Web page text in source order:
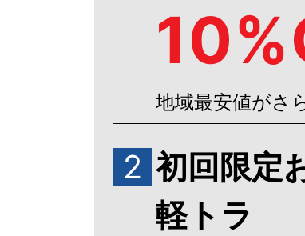
地域最安値がさ
2 初回限定
軽トラ